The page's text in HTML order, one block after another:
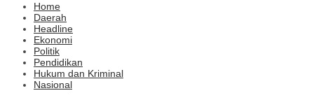
Home
Daerah
Headline
Ekonomi
Politik
Pendidikan
Hukum dan Kriminal
Nasional